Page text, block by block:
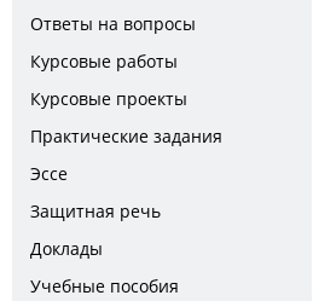
Ответы на вопросы
Курсовые работы
Курсовые проекты
Практические задания
Эссе
Защитная речь
Доклады
Учебные пособия